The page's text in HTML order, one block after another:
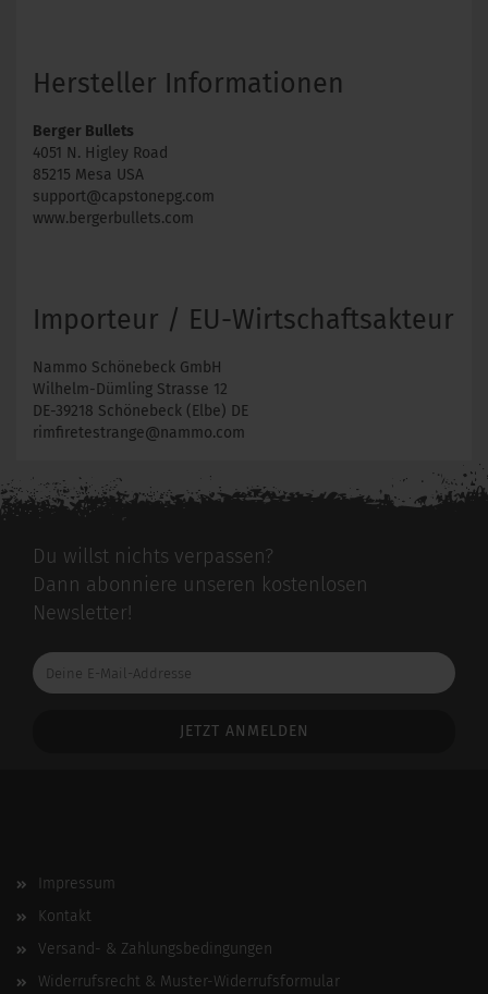
Hersteller Informationen
Berger Bullets
4051 N. Higley Road
85215 Mesa USA
support@capstonepg.com
www.bergerbullets.com
Importeur / EU-Wirtschaftsakteur
Nammo Schönebeck GmbH
Wilhelm-Dümling Strasse 12
DE-39218 Schönebeck (Elbe) DE
rimfiretestrange@nammo.com
Du willst nichts verpassen?
Dann abonniere unseren kostenlosen
Newsletter!
Deine
E-
Impressum
Kontakt
Versand- & Zahlungsbedingungen
Widerrufsrecht & Muster-Widerrufsformular